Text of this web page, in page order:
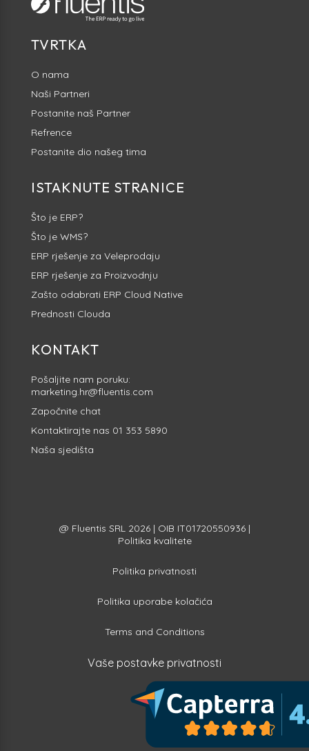
TVRTKA
O nama
Naši Partneri
Postanite naš Partner
Refrence
Postanite dio našeg tima
ISTAKNUTE STRANICE
Što je ERP?
Što je WMS?
ERP rješenje za Veleprodaju
ERP rješenje za Proizvodnju
Zašto odabrati ERP Cloud Native
Prednosti Clouda
KONTAKT
Pošaljite nam poruku:
marketing.hr@fluentis.com
Započnite chat
Kontaktirajte nas 01 353 5890
Naša sjedišta
@ Fluentis SRL 2026 | OIB IT01720550936 |
Politika kvalitete
Politika privatnosti
Politika uporabe kolačića
Terms and Conditions
Vaše postavke privatnosti